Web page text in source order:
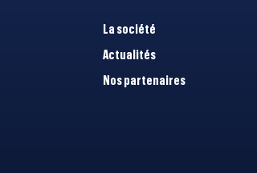
La société
Actualités
Nos partenaires